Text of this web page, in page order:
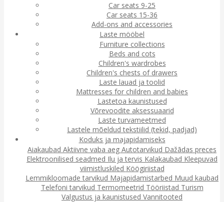
Car seats 9-25
Car seats 15-36
Add-ons and accessories
Laste mööbel
Furniture collections
Beds and cots
Children's wardrobes
Children's chests of drawers
Laste lauad ja toolid
Mattresses for children and babies
Lastetoa kaunistused
Võrevoodite aksessuaarid
Laste turvameetmed
Lastele mõeldud tekstiilid (tekid, padjad)
Koduks ja majapidamiseks
Aiakaubad Aktiivne vaba aeg Autotarvikud Dažādas preces
Elektroonilised seadmed Ilu ja tervis Kalakaubad Kleepuvad
viimistluskiled Köögiriistad
Lemmikloomade tarvikud Majapidamistarbed Muud kaubad
Telefoni tarvikud Termomeetrid Tööriistad Turism
Valgustus ja kaunistused Vannitooted